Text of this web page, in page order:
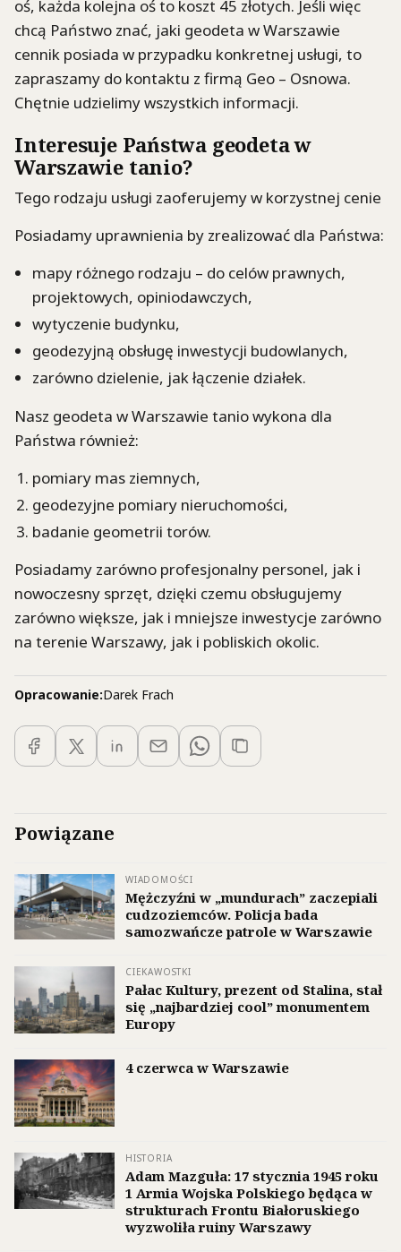
oś, każda kolejna oś to koszt 45 złotych. Jeśli więc
chcą Państwo znać, jaki geodeta w Warszawie
cennik posiada w przypadku konkretnej usługi, to
zapraszamy do kontaktu z firmą Geo – Osnowa.
Chętnie udzielimy wszystkich informacji.
Interesuje Państwa geodeta w
Warszawie tanio?
Tego rodzaju usługi zaoferujemy w korzystnej cenie
Posiadamy uprawnienia by zrealizować dla Państwa:
mapy różnego rodzaju – do celów prawnych,
projektowych, opiniodawczych,
wytyczenie budynku,
geodezyjną obsługę inwestycji budowlanych,
zarówno dzielenie, jak łączenie działek.
Nasz geodeta w Warszawie tanio wykona dla
Państwa również:
pomiary mas ziemnych,
geodezyjne pomiary nieruchomości,
badanie geometrii torów.
Posiadamy zarówno profesjonalny personel, jak i
nowoczesny sprzęt, dzięki czemu obsługujemy
zarówno większe, jak i mniejsze inwestycje zarówno
na terenie Warszawy, jak i pobliskich okolic.
Opracowanie:Darek Frach
Powiązane
WIADOMOŚCI
Mężczyźni w „mundurach” zaczepiali
cudzoziemców. Policja bada
samozwańcze patrole w Warszawie
CIEKAWOSTKI
Pałac Kultury, prezent od Stalina, stał
się „najbardziej cool” monumentem
Europy
4 czerwca w Warszawie
HISTORIA
Adam Mazguła: 17 stycznia 1945 roku
1 Armia Wojska Polskiego będąca w
strukturach Frontu Białoruskiego
wyzwoliła ruiny Warszawy